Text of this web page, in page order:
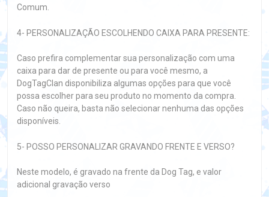
Comum.
4- PERSONALIZAÇÃO ESCOLHENDO CAIXA PARA PRESENTE:
Caso prefira complementar sua personalização com uma
caixa para dar de presente ou para você mesmo, a
DogTagClan disponibiliza algumas opções para que você
possa escolher para seu produto no momento da compra.
Caso não queira, basta não selecionar nenhuma das opções
disponíveis.
5- POSSO PERSONALIZAR GRAVANDO FRENTE E VERSO?
Neste modelo, é gravado na frente da Dog Tag, e valor
adicional gravação verso